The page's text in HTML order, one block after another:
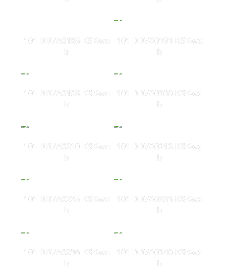
101 DD7A0188-KSKwe
b
101 DD7A0191-KSKwe
b
101 DD7A0198-KSKwe
b
101 DD7A0200-KSKwe
b
101 DD7A0210-KSKwe
b
101 DD7A0212-KSKwe
b
101 DD7A0225-KSKwe
b
101 DD7A0231-KSKwe
b
101 DD7A0236-KSKwe
b
101 DD7A0240-KSKwe
b